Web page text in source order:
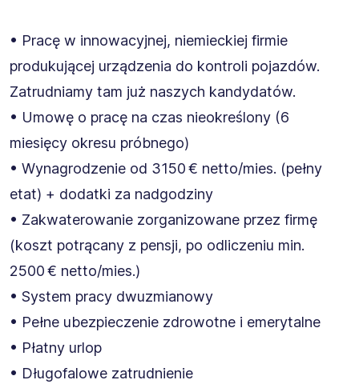
• Pracę w innowacyjnej, niemieckiej firmie
produkującej urządzenia do kontroli pojazdów.
Zatrudniamy tam już naszych kandydatów.
• Umowę o pracę na czas nieokreślony (6
miesięcy okresu próbnego)
• Wynagrodzenie od 3150 € netto/mies. (pełny
etat) + dodatki za nadgodziny
• Zakwaterowanie zorganizowane przez firmę
(koszt potrącany z pensji, po odliczeniu min.
2500 € netto/mies.)
• System pracy dwuzmianowy
• Pełne ubezpieczenie zdrowotne i emerytalne
• Płatny urlop
• Długofalowe zatrudnienie